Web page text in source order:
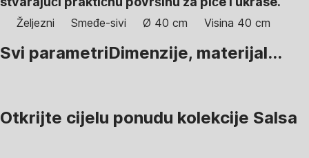
Željezni Smeđe-sivi Ø 40 cm Visina 40 cm
Svi parametriDimenzije, materijal...
Otkrijte cijelu ponudu kolekcije Salsa